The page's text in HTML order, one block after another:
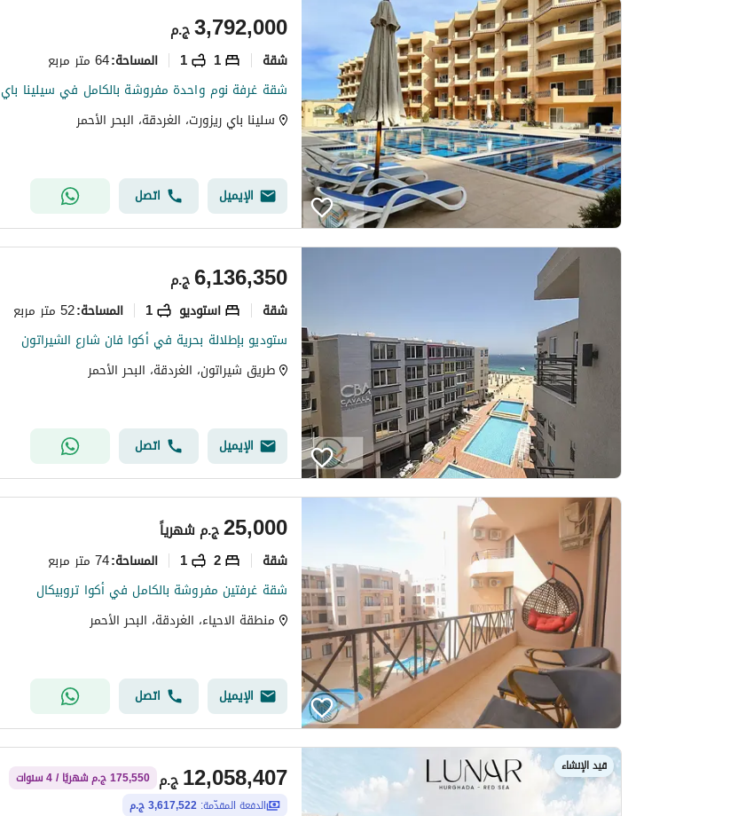
ج.م3,792,000
شقة 1
1 المساحة:64 متر مربع
شقة غرفة نوم واحدة مفروشة بالكامل في سيلينا باي
سلينا باي ريزورت، الغردقة، البحر الأحمر
الإيميل اتصل
ج.م6,136,350
شقة استوديو 1 المساحة:52 متر مربع
ستوديو بإطلالة بحرية في أكوا فان شارع الشيراتون
طريق شيراتون، الغردقة، البحر الأحمر
الإيميل اتصل
ج.م25,000 شهرياً
شقة 2
1 المساحة:74 متر مربع
شقة غرفتين مفروشة بالكامل في أكوا تروبيكال
منطقة الاحياء، الغردقة، البحر الأحمر
الإيميل اتصل
قيد الإنشاء
ج.م12,058,407
175,550 ج.م شهريًا / 4 سنوات
الدفعة المقدّمة: 3,617,522 ج.م